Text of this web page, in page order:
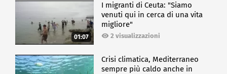
01:07
I migranti di Ceuta: "Siamo
venuti qui in cerca di una vita
migliore"
2 visualizzazioni
Crisi climatica, Mediterraneo
sempre più caldo anche in